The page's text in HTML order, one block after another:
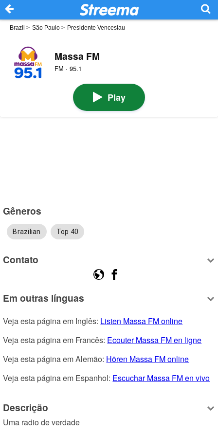
Brazil > São Paulo > Presidente Venceslau
Massa FM
FM · 95.1
Play
Gêneros
Brazilian Top 40
Contato
Em outras línguas
Veja esta página em Inglês: Listen Massa FM online
Veja esta página em Francês: Ecouter Massa FM en ligne
Veja esta página em Alemão: Hören Massa FM online
Veja esta página em Espanhol: Escuchar Massa FM en vivo
Descrição
Uma radio de verdade